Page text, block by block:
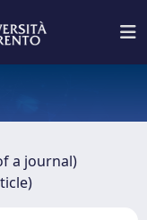
a journal)